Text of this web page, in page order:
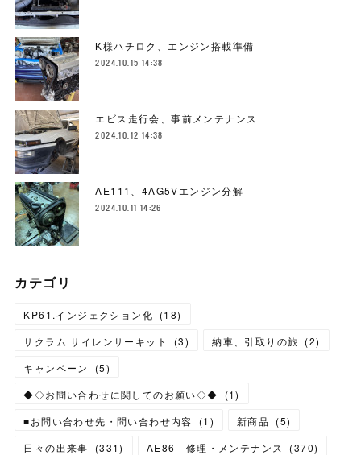
K様ハチロク、エンジン搭載準備
2024.10.15 14:38
エビス走行会、事前メンテナンス
2024.10.12 14:38
AE111、4AG5Vエンジン分解
2024.10.11 14:26
カテゴリ
KP61.インジェクション化 (18)
サクラム サイレンサーキット
(3) 納車、引取りの旅 (2)
キャンペーン
(5)
◆◇お問い合わせに関してのお願い◇◆
(1)
■お問い合わせ先・問い合わせ内容
(1 ) 新商品 (5)
日々の出来事
(331) AE86 修理・メンテナンス (370)